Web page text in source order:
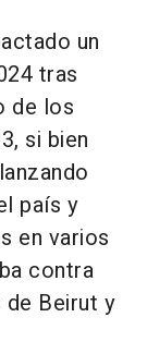
un
tras
de los
si bien
país y
en varios
contra
de Beirut y